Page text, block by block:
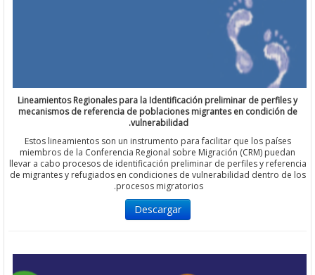
Lineamientos Regionales para la Identificación preliminar de
mecanismos de referencia de poblaciones migrantes en
vulnerabilidad.
Estos lineamientos son un instrumento para facilitar que los
miembros de la Conferencia Regional sobre Migración (CRM)
llevar a cabo procesos de identificación preliminar de perfiles y
de migrantes y refugiados en condiciones de vulnerabilidad
procesos migratorios.
Descargar